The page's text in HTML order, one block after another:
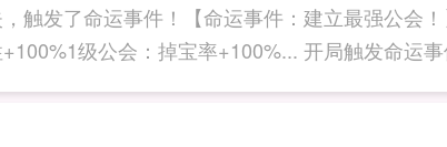
触发了命运事件！【命运事件：建立最强公会
公会：掉宝率+100%... 开局触发命运事件下载 网游:无双圣骑 开局触发命运事